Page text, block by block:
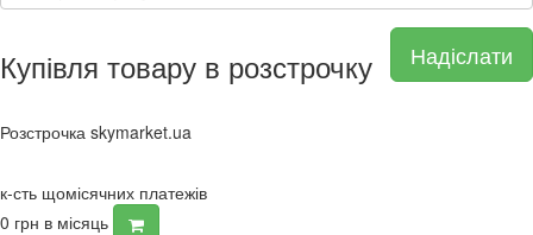
Надіслати
Купівля товару в розстрочку
Розстрочка skymarket.ua
к-сть щомісячних платежів
0 грн в місяць